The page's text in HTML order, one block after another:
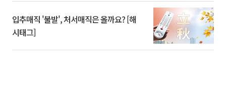
입추매직 '불발', 처서매직은 올까요? [해
시태그]